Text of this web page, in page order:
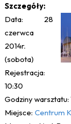
Szczegóły:
Data: 28
czerwca
2014r.
(sobota)
Rejestracja:
10:30
Godziny warsztatu:
Miejsce: Centrum